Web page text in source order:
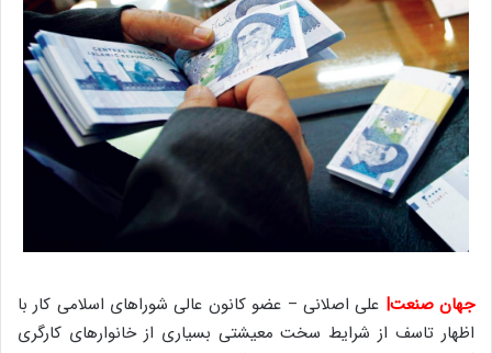
جهان صنعت| علی اصلانی – عضو کانون عالی شوراهای اسلامی کار با
اظهار تاسف از شرایط سخت معیشتی بسیاری از خانوارهای کارگری